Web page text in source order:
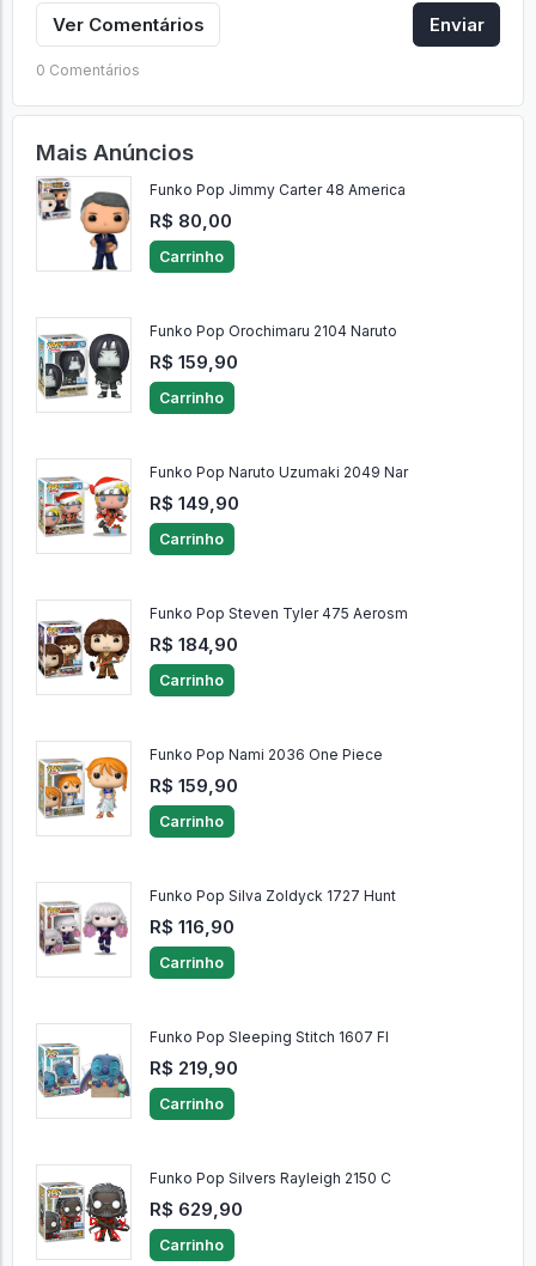
Ver Comentários Enviar
0 Comentários
Mais Anúncios
Funko Pop Jimmy Carter 48 America
R$ 80,00
Carrinho
Funko Pop Orochimaru 2104 Naruto
R$ 159,90
Carrinho
Funko Pop Naruto Uzumaki 2049 Nar
R$ 149,90
Carrinho
Funko Pop Steven Tyler 475 Aerosm
R$ 184,90
Carrinho
Funko Pop Nami 2036 One Piece
R$ 159,90
Carrinho
Funko Pop Silva Zoldyck 1727 Hunt
R$ 116,90
Carrinho
Funko Pop Sleeping Stitch 1607 Fl
R$ 219,90
Carrinho
Funko Pop Silvers Rayleigh 2150 C
R$ 629,90
Carrinho